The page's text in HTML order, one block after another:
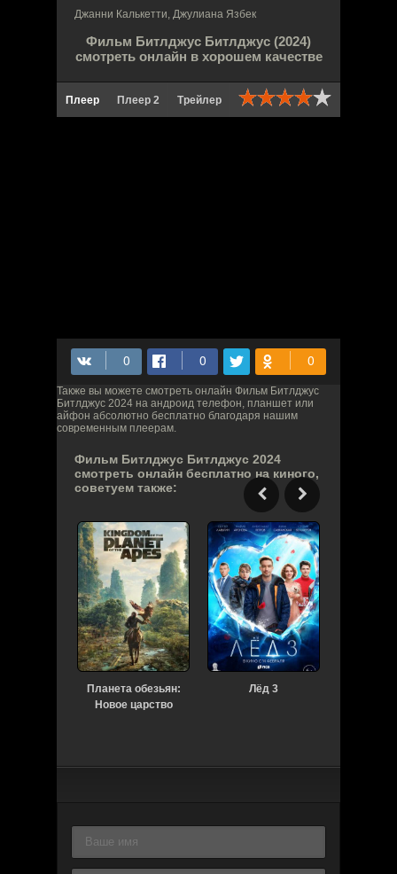
Джанни Калькетти, Джулиана Язбек
Фильм Битлджус Битлджус (2024)
смотреть онлайн в хорошем качестве
Плеер Плеер 2 Трейлер
Также вы можете смотреть онлайн Фильм Битлджус
Битлджус 2024 на андроид телефон, планшет или
айфон абсолютно бесплатно благодаря нашим
современным плеерам.
Фильм Битлджус Битлджус 2024
смотреть онлайн бесплатно на киного,
советуем также:
Планета обезьян:
Новое царство
Лёд 3